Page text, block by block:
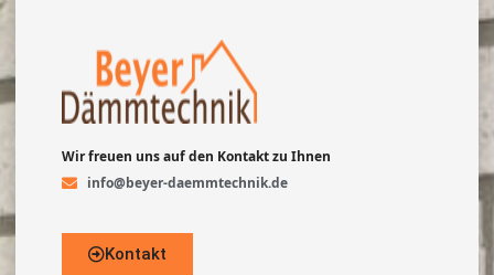
Wir freuen uns auf den Kontakt zu Ihnen
info@beyer-daemmtechnik.de
Kontakt